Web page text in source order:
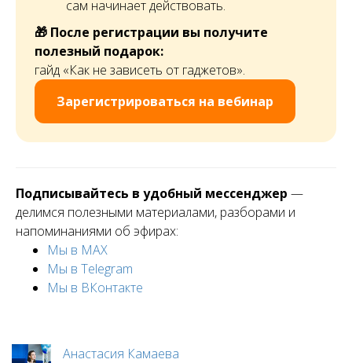
сам начинает действовать.
🎁 После регистрации вы получите
полезный подарок:
гайд «Как не зависеть от гаджетов».
Зарегистрироваться на вебинар
Подписывайтесь в удобный мессенджер —
делимся полезными материалами, разборами и
напоминаниями об эфирах:
Мы в МАХ
Мы в Telegram
Мы в ВКонтакте
Анастасия Камаева